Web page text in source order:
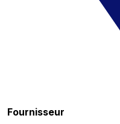
Fournisseur